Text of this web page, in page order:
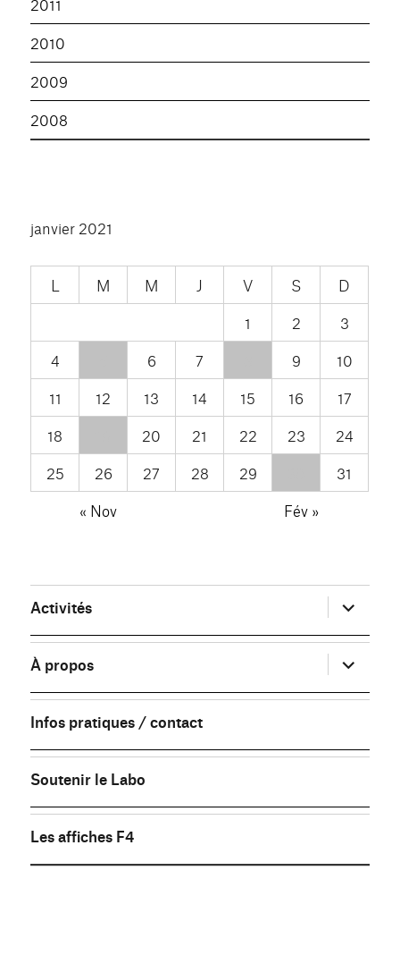
2010
2009
2008
janvier 2021
L M M J V S
D
1
2
3
4
6 7 9
10
11
12 13 14 15 16
17
18
20 21 22 23
24
25
26 27 28 29
31
« Nov
Fév »
Activités ouvrir
le
sous-
menu
À propos
ouvrir
le
sous-
menu
Infos pratiques / contact
Soutenir le Labo
Les affiches F4